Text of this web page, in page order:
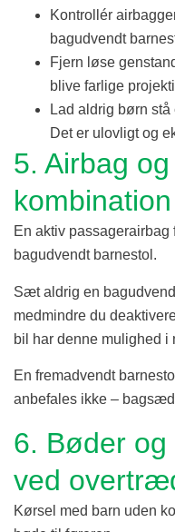
Kontrollér
bagudvendt
Fjern løse
blive farlige
Lad aldrig børn
Det er ulovligt og
5. Airbag
kombination
En aktiv
bagudvendt barnestol.
Sæt aldrig en
medmindre du
bil har denne mulighed i
En fremadvendt
anbefales ikke –
6. Bøder
ved
Kørsel med barn uden